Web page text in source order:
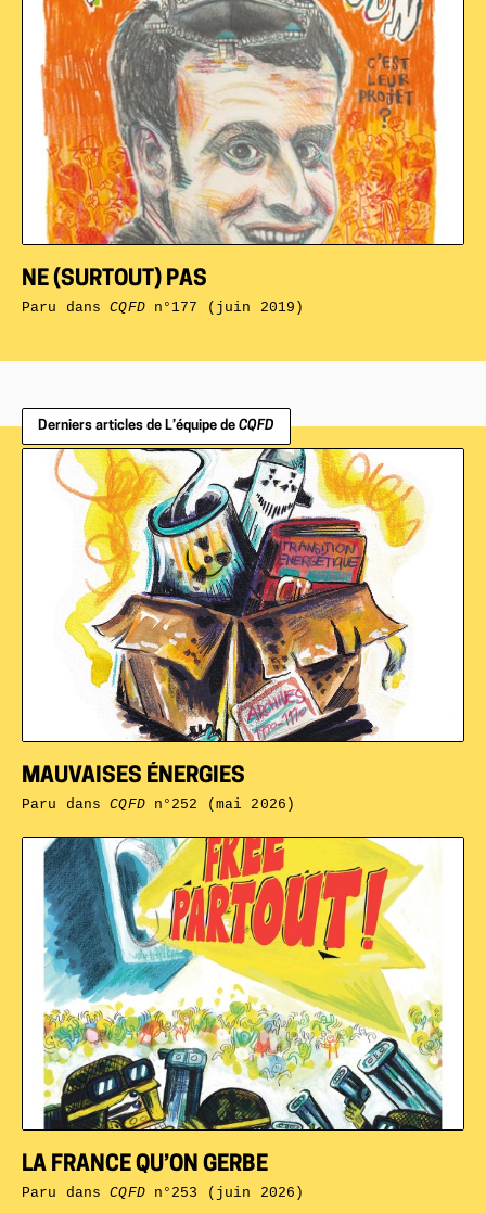
NE (SURTOUT) PAS
Paru dansCQFDn°177 (juin 2019)
Derniers articles de L’équipe de CQFD
LA FRANCE QU’ON GERBE
Paru dansCQFDn°253 (juin 2026)
MAUVAISES ÉNERGIES
Paru dansCQFDn°252 (mai 2026)